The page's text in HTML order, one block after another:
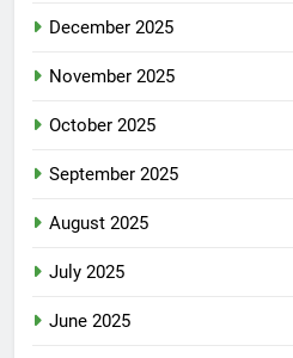
December 2025
November 2025
October 2025
September 2025
August 2025
July 2025
June 2025